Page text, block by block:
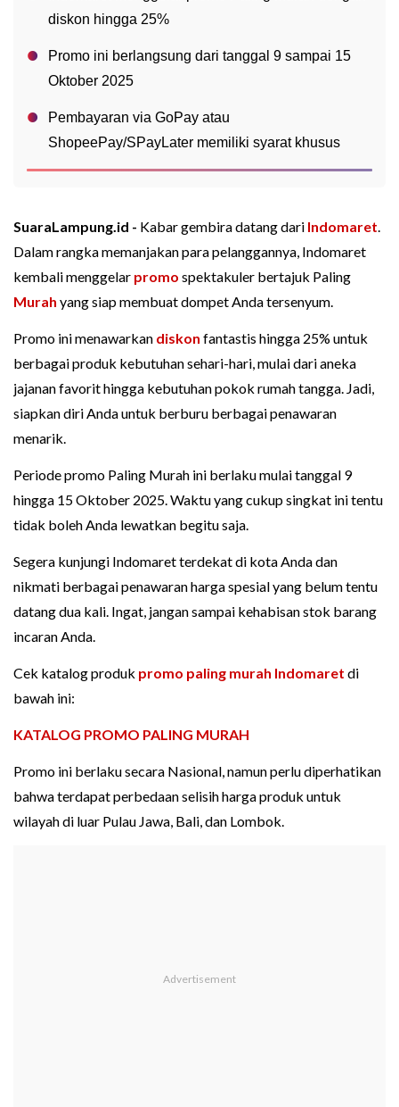
diskon hingga 25%
Promo ini berlangsung dari tanggal 9 sampai 15
Oktober 2025
Pembayaran via GoPay atau
ShopeePay/SPayLater memiliki syarat khusus
SuaraLampung.id - Kabar gembira datang dari Indomaret.
Dalam rangka memanjakan para pelanggannya, Indomaret
kembali menggelar promo spektakuler bertajuk Paling
Murah yang siap membuat dompet Anda tersenyum.
Promo ini menawarkan diskon fantastis hingga 25% untuk
berbagai produk kebutuhan sehari-hari, mulai dari aneka
jajanan favorit hingga kebutuhan pokok rumah tangga. Jadi,
siapkan diri Anda untuk berburu berbagai penawaran
menarik.
Periode promo Paling Murah ini berlaku mulai tanggal 9
hingga 15 Oktober 2025. Waktu yang cukup singkat ini tentu
tidak boleh Anda lewatkan begitu saja.
Segera kunjungi Indomaret terdekat di kota Anda dan
nikmati berbagai penawaran harga spesial yang belum tentu
datang dua kali. Ingat, jangan sampai kehabisan stok barang
incaran Anda.
Cek katalog produk promo paling murah Indomaret di
bawah ini:
KATALOG PROMO PALING MURAH
Promo ini berlaku secara Nasional, namun perlu diperhatikan
bahwa terdapat perbedaan selisih harga produk untuk
wilayah di luar Pulau Jawa, Bali, dan Lombok.